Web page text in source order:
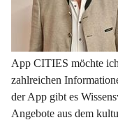
App CITIES möchte
zahlreichen
der App gibt es
Angebote aus dem